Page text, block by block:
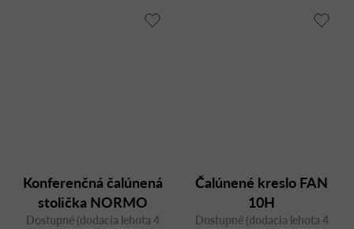
Konferenčná čalúnená
stolička NORMO
500HC SP na
Dostupné (dodacia lehota 4
Čalúnené kreslo FAN
10H
Dostupné (dodacia lehota 4